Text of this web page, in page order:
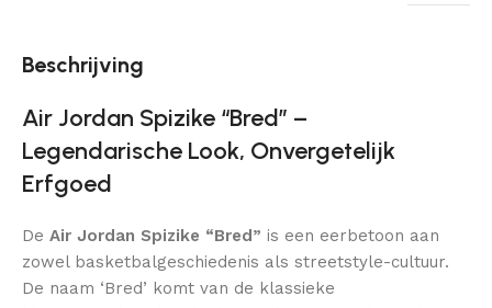
Beschrijving
Air Jordan Spizike “Bred” –
Legendarische Look, Onvergetelijk
Erfgoed
De Air Jordan Spizike “Bred” is een eerbetoon aan
zowel basketbalgeschiedenis als streetstyle-cultuur.
De naam ‘Bred’ komt van de klassieke